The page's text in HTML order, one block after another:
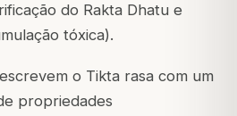
do Rakta Dhatu e
tóxica).
o Tikta rasa com um
propriedades